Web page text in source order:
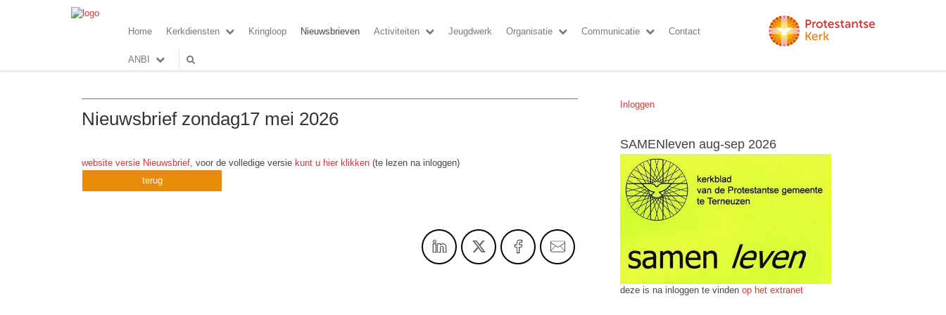
Home Kerkdiensten Kringloop Nieuwsbrieven Activiteiten Jeugdwerk Organisatie Communicatie Contact
ANBI
Nieuwsbrief zondag17 mei 2026
website versie Nieuwsbrief, voor de volledige versie kunt u hier klikken (te lezen na inloggen)
terug
Inloggen
SAMENleven aug-sep 2026
deze is na inloggen te vindenop het extranet